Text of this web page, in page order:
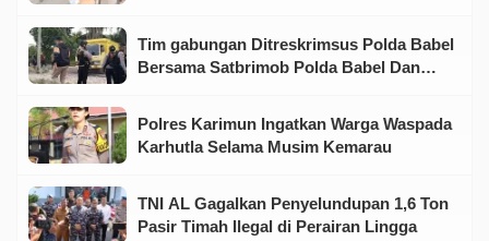
Tim gabungan Ditreskrimsus Polda Babel
Bersama Satbrimob Polda Babel Dan
Ilegal
Polres Karimun Ingatkan Warga Waspada
Karhutla Selama Musim Kemarau
TNI AL Gagalkan Penyelundupan 1,6 Ton
Pasir Timah Ilegal di Perairan Lingga